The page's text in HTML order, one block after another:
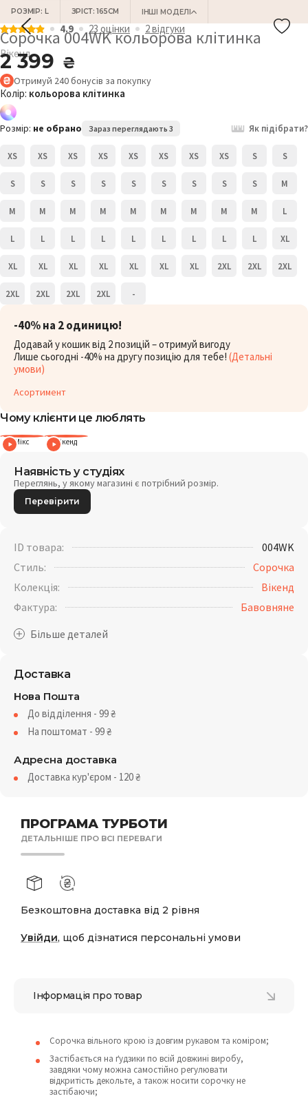
РОЗМІР: L ЗРІСТ: 165СМ ІНШІ МОДЕЛІ
4.9 23 оцiнки 2 відгуки
Сорочка 004WK кольорова клітинка
Вікенд
2 399 ₴
Отримуй 240бонусів за покупку
Колір: кольорова клітинка
Розмір: не обрано Зараз переглядають 3 Як підібрати?
XS XS XS XS XS XS XS XS S S
S S S S S S S S S M
M M M M M M M M M L
L L L L L L L L L XL
XL XL XL XL XL XL XL 2XL 2XL 2XL
2XL 2XL 2XL 2XL -
-40% на 2 одиницю!
Додавай у кошик від 2 позицій – отримуй вигоду
Лише сьогодні -40% на другу позицію для тебе! (Детальні
умови)
Асортимент
Чому клієнти це люблять
Мікс Вікенд
ПРОГРАМА ТУРБОТИ
ДЕТАЛЬНІШЕ ПРО ВСІ ПЕРЕВАГИ
Безкоштовна доставка від 2 рівня
Увійди, щоб дізнатися персональні умови
Наявність у студіях
Переглянь, у якому магазині є потрібний розмір.
Перевірити
ID товара:
004WK
Стиль:
Сорочка
Колекція:
Вікенд
Фактура:
Бавовняне
Доставка
Нова Пошта
До відділення - 99₴
На поштомат - 99₴
Адресна доставка
Доставка кур'єром - 120₴
Інформація про товар
Сорочка вільного крою із довгим рукавом та коміром;
Застібається на ґудзики по всій довжині виробу,
завдяки чому можна самостійно регулювати
відкритість декольте, а також носити сорочку не
застібаючи;